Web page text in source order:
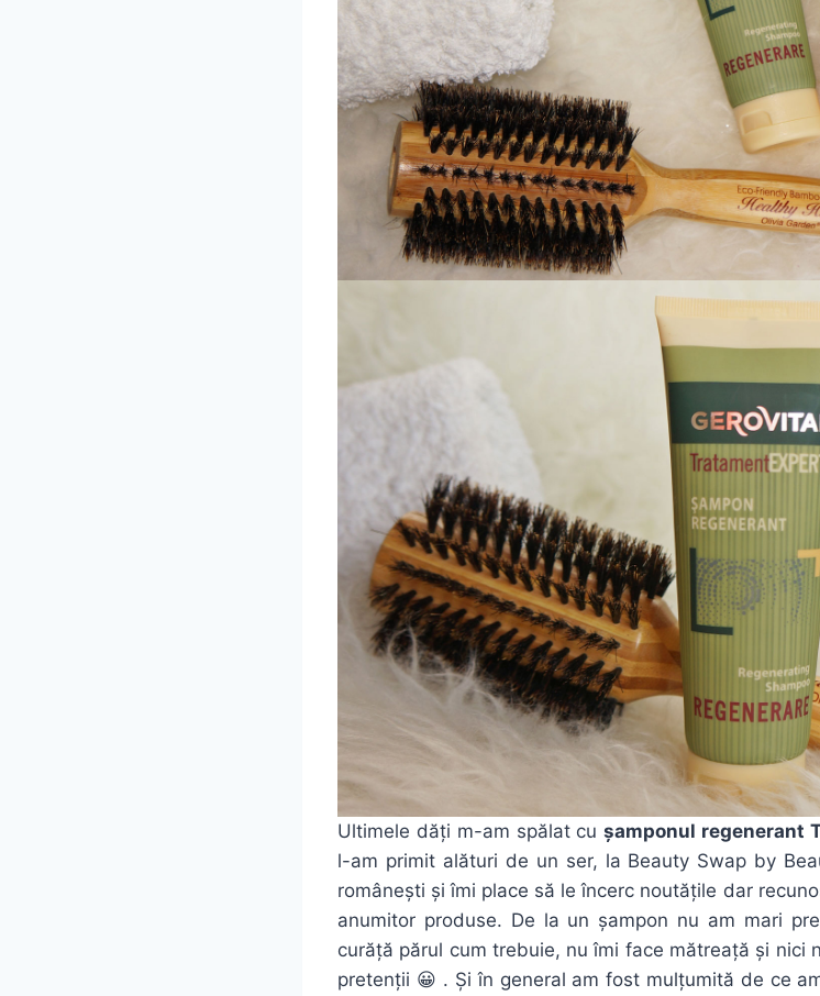
Ultimele dăți m-am spălat cușamponul regenerant
l-am primit alături de un ser, la Beauty Swap by
românești și îmi place să le încerc noutățile dar
anumitor produse. De la un șampon nu am mari
curăță părul cum trebuie, nu îmi face mătreață și nici
pretenții 😀 . Și în general am fost mulțumită de ce